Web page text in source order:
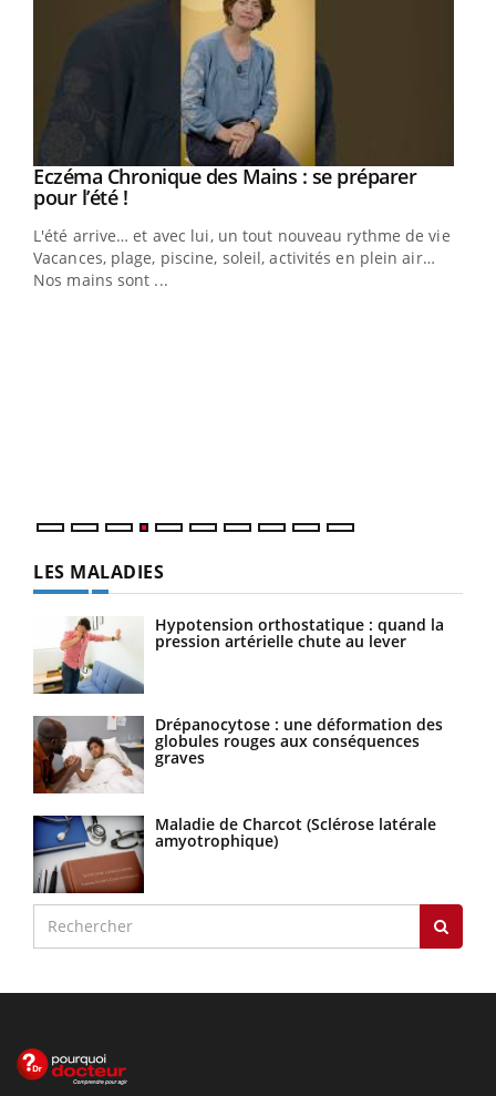
Youtube
Eczéma Chronique des Mains : se préparer
pour l’été !Youtube
L'été arrive… et avec lui, un tout nouveau rythme de vie !
Vacances, plage, piscine, soleil, activités en plein air…
Nos mains sont ...
LES MALADIES
Hypotension orthostatique : quand la
pression artérielle chute au lever
Drépanocytose : une déformation des
globules rouges aux conséquences
graves
Maladie de Charcot (Sclérose latérale
amyotrophique)